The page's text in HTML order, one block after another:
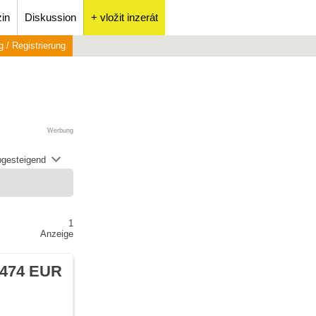
Diskussion + vložit inzerát
/ Registrierung
Werbung
1
Anzeige
EUR